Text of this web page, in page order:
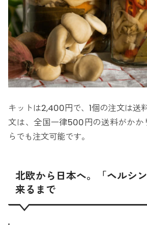
キットは2,400円で、1個の注文は送
文は、全国一律500円の送料がかか
らでも注文可能です。
北欧から日本へ。「ヘルシ
来るまで